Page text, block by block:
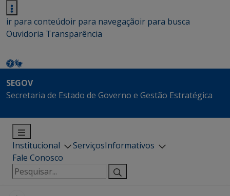
ir para conteúdoir para navegaçãoir para busca
Ouvidoria Transparência
SEGOV
Secretaria de Estado de Governo e Gestão Estratégica
Institucional ServiçosInformativos
Fale Conosco
Pesquisar
por: